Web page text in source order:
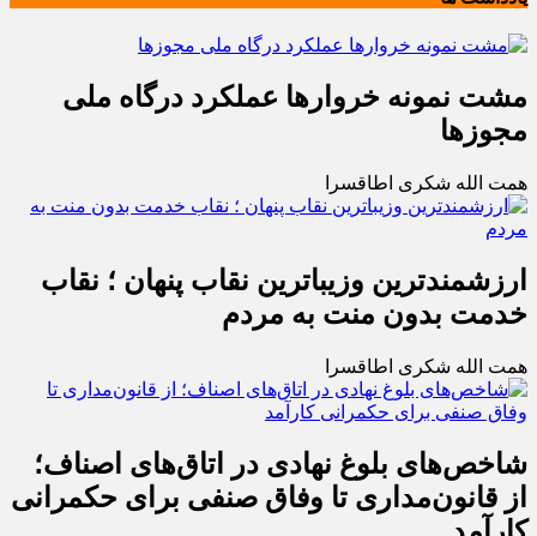
مشت نمونه خروارها عملکرد درگاه ملی
مجوزها
همت الله شکری اطاقسرا
ارزشمندترین وزیباترین نقاب پنهان ؛ نقاب
خدمت بدون منت به مردم
همت الله شکری اطاقسرا
شاخص‌های بلوغ نهادی در اتاق‌های اصناف؛
از قانون‌مداری تا وفاق صنفی برای حکمرانی